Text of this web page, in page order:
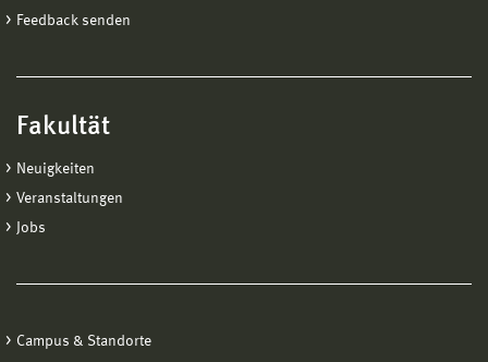
Feedback senden
Fakultät
Neuigkeiten
Veranstaltungen
Jobs
Campus & Standorte